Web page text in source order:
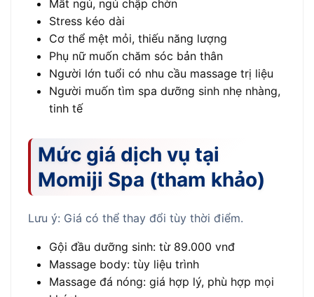
Mất ngủ, ngủ chập chờn
Stress kéo dài
Cơ thể mệt mỏi, thiếu năng lượng
Phụ nữ muốn chăm sóc bản thân
Người lớn tuổi có nhu cầu massage trị liệu
Người muốn tìm spa dưỡng sinh nhẹ nhàng,
tinh tế
Mức giá dịch vụ tại
Momiji Spa (tham khảo)
Lưu ý: Giá có thể thay đổi tùy thời điểm.
Gội đầu dưỡng sinh: từ 89.000 vnđ
Massage body: tùy liệu trình
Massage đá nóng: giá hợp lý, phù hợp mọi